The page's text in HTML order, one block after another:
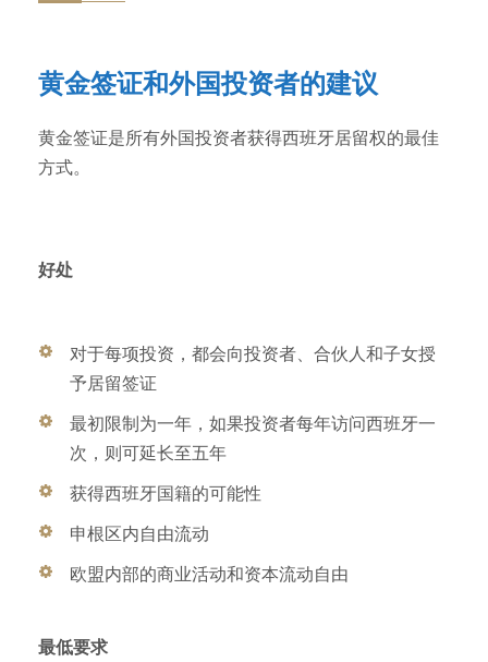
黄金签证和外国投资者的建议
黄金签证是所有外国投资者获得西班牙居留权的最佳
方式。
好处
对于每项投资，都会向投资者、合伙人和子女授
予居留签证
最初限制为一年，如果投资者每年访问西班牙一
次，则可延长至五年
获得西班牙国籍的可能性
申根区内自由流动
欧盟内部的商业活动和资本流动自由
最低要求